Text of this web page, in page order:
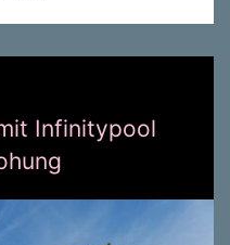
Infinitypool